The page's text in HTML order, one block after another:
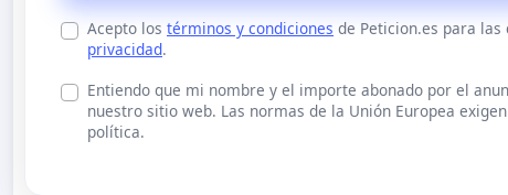
Acepto los términos y condiciones de Peticion.es para
privacidad.
Entiendo que mi nombre y el importe abonado por el
nuestro sitio web. Las normas de la Unión Europea
política.